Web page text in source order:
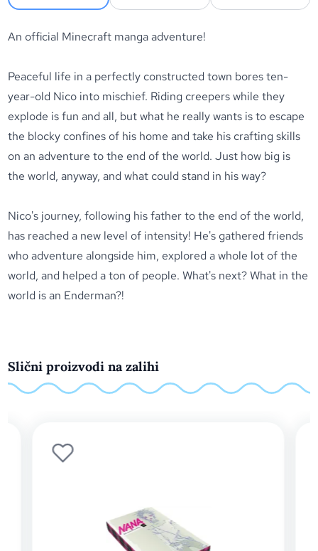
An official Minecraft manga adventure!
Peaceful life in a perfectly constructed town bores ten-
year-old Nico into mischief. Riding creepers while they
explode is fun and all, but what he really wants is to escape
the blocky confines of his home and take his crafting skills
on an adventure to the end of the world. Just how big is
the world, anyway, and what could stand in his way?
Nico's journey, following his father to the end of the world,
has reached a new level of intensity! He's gathered friends
who adventure alongside him, explored a whole lot of the
world, and helped a ton of people. What's next? What in the
world is an Enderman?!
Slični proizvodi na zalihi